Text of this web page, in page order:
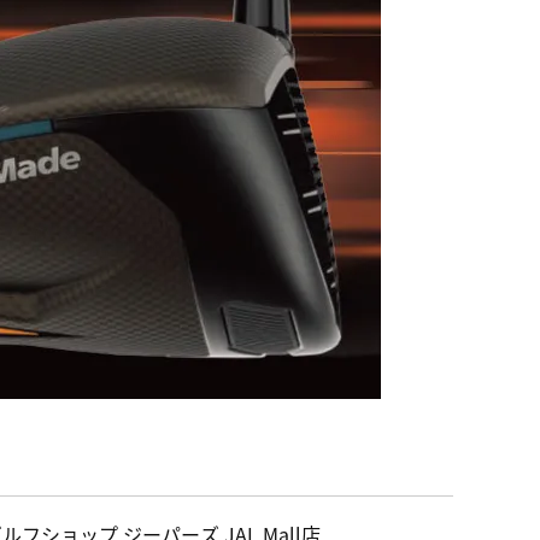
フショップ ジーパーズ JAL Mall店